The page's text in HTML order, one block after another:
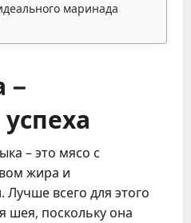
маринада
–
– это мясо с
жира и
Лучше всего для этого
шея, поскольку она